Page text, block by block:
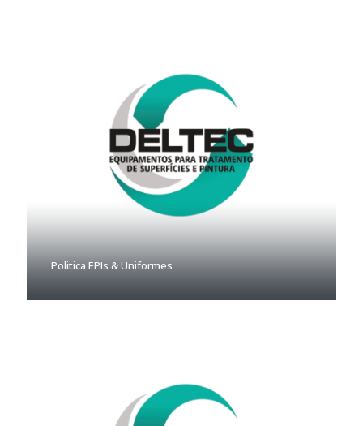
Politica EPIs & Uniformes